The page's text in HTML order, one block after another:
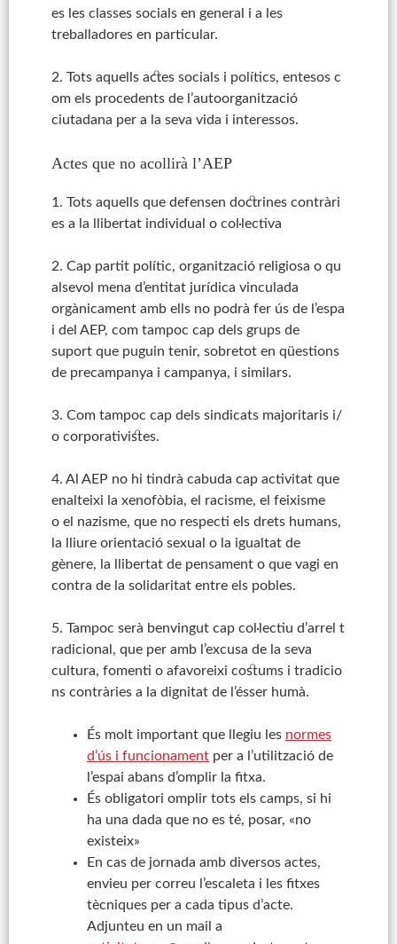
es les classes socials en general i a les
treballadores en particular.
2. Tots aquells actes socials i polítics, entesos c
om els procedents de l’autoorganització
ciutadana per a la seva vida i interessos.
Actes que no acollirà l’AEP
1. Tots aquells que defensen doctrines contràri
es a la llibertat individual o col·lectiva
2. Cap partit polític, organització religiosa o qu
alsevol mena d’entitat jurídica vinculada
orgànicament amb ells no podrà fer ús de l’espa
i del AEP, com tampoc cap dels grups de
suport que puguin tenir, sobretot en qüestions
de precampanya i campanya, i similars.
3. Com tampoc cap dels sindicats majoritaris i/
o corporativistes.
4. Al AEP no hi tindrà cabuda cap activitat que
enalteixi la xenofòbia, el racisme, el feixisme
o el nazisme, que no respecti els drets humans,
la lliure orientació sexual o la igualtat de
gènere, la llibertat de pensament o que vagi en
contra de la solidaritat entre els pobles.
5. Tampoc serà benvingut cap col·lectiu d’arrel t
radicional, que per amb l’excusa de la seva
cultura, fomenti o afavoreixi costums i tradicio
ns contràries a la dignitat de l’ésser humà.
És molt important que llegiu les normes
d’ús i funcionamentper a l’utilització de
l’espai abans d’omplir la fitxa.
És obligatori omplir tots els camps, si hi
ha una dada que no es té, posar, «no
existeix»
En cas de jornada amb diversos actes,
envieu per correu l’escaleta i les fitxes
tècniques per a cada tipus d’acte.
Adjunteu en un mail a